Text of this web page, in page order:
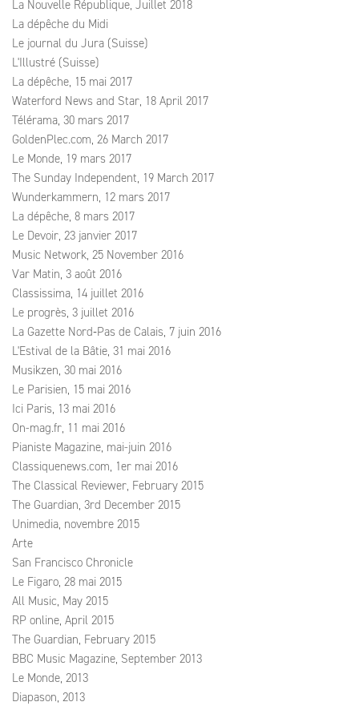
La Nouvelle République, Juillet 2018
La dépêche du Midi
Le journal du Jura (Suisse)
L'Illustré (Suisse)
La dépêche, 15 mai 2017
Waterford News and Star, 18 April 2017
Télérama, 30 mars 2017
GoldenPlec.com, 26 March 2017
Le Monde, 19 mars 2017
The Sunday Independent, 19 March 2017
Wunderkammern, 12 mars 2017
La dépêche, 8 mars 2017
Le Devoir, 23 janvier 2017
Music Network, 25 November 2016
Var Matin, 3 août 2016
Classissima, 14 juillet 2016
Le progrès, 3 juillet 2016
La Gazette Nord‑Pas de Calais, 7 juin 2016
L'Estival de la Bâtie, 31 mai 2016
Musikzen, 30 mai 2016
Le Parisien, 15 mai 2016
Ici Paris, 13 mai 2016
On-mag.fr, 11 mai 2016
Pianiste Magazine, mai-juin 2016
Classiquenews.com, 1er mai 2016
The Classical Reviewer, February 2015
The Guardian, 3rd December 2015
Unimedia, novembre 2015
Arte
San Francisco Chronicle
Le Figaro, 28 mai 2015
All Music, May 2015
RP online, April 2015
The Guardian, February 2015
BBC Music Magazine, September 2013
Le Monde, 2013
Diapason, 2013